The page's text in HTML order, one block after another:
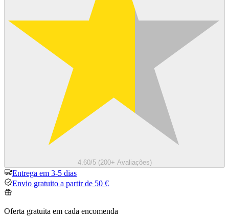
4.60/5 (200+ Avaliações)
Entrega em 3-5 dias
Envio gratuito a partir de 50 €
Oferta gratuita em cada encomenda